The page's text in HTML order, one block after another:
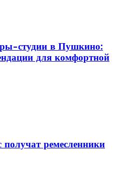
студии в Пушкино:
для комфортной
ремесленники